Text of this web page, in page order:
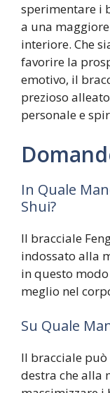
sperimentare i
a una
interiore. Che
favorire la
emotivo, il
prezioso
personale e
In Quale
Shui?
Il bracciale
indossato alla
in questo
meglio nel
Su Quale
Il bracciale può
destra che alla